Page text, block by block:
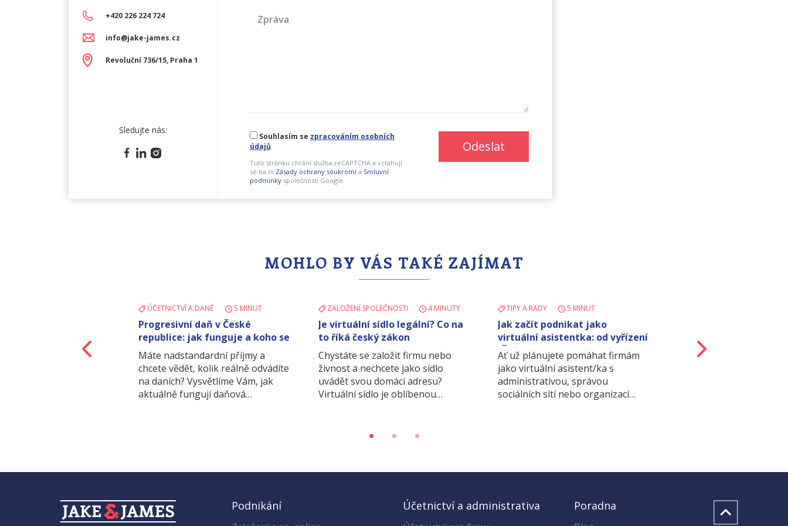
+420 226 224 724
info@jake-james.cz
Revoluční 736/15, Praha 1
Sledujte nás:
Zpráva
Souhlasím se zpracováním osobních
údajů
Tuto stránku chrání služba reCAPTCHA a vztahují
se na ni Zásady ochrany soukromía Smluvní
podmínkyspolečnosti Google.
Odeslat
MOHLO BY VÁS TAKÉ ZAJÍMAT
ÚČETNICTVÍ A DANĚ 5 MINUT
Progresivní daň v České
republice: jak funguje a koho se
týká?
Máte nadstandardní příjmy a
chcete vědět, kolik reálně odvádíte
na daních? Vysvětlíme Vám, jak
aktuálně fungují daňová…
ZALOŽENÍ SPOLEČNOSTI 4 MINUTY
Je virtuální sídlo legální? Co na
to říká český zákon
Chystáte se založit firmu nebo
živnost a nechcete jako sídlo
uvádět svou domácí adresu?
Virtuální sídlo je oblíbenou…
TIPY A RADY 5 MINUT
Jak začít podnikat jako
virtuální asistentka: od vyřízení
IČO po…
Ať už plánujete pomáhat firmám
jako virtuální asistent/ka s
administrativou, správou
sociálních sítí nebo organizací…
Další
Podnikání Účetnictví a administrativa Poradna